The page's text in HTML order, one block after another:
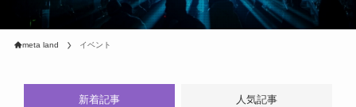
meta land イベント
新着記事 人気記事